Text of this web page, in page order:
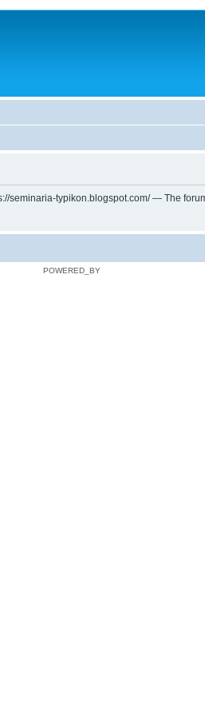
seminaria-typikon.blogspot.com/ —
POWERED_BY